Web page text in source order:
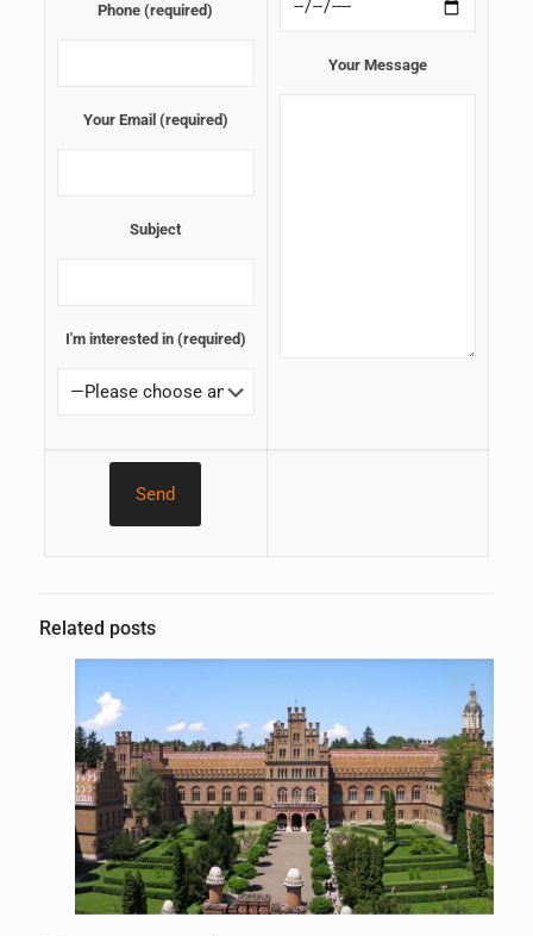
Phone (required)
Your Email (required)
Subject
I'm interested in (required)
Your Message
Related posts